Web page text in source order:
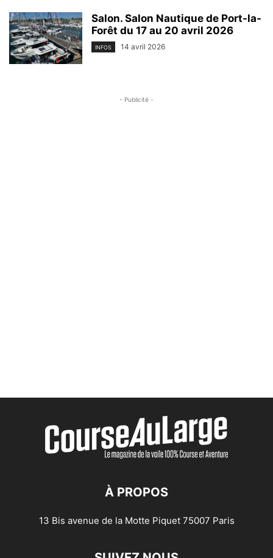
Salon. Salon Nautique de Port-la-
Forêt du 17 au 20 avril 2026
INFOS 14 avril 2026
- Publicité -
À PROPOS
13 Bis avenue de la Motte Piquet 75007 Paris